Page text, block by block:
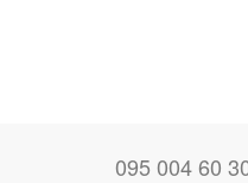
095 004 60